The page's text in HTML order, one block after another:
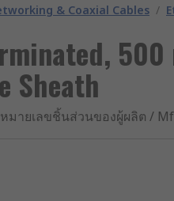
& Coaxial Cables /
500
Sheath
หมายเลขชิ้นส่วนของผู้ผลิต /